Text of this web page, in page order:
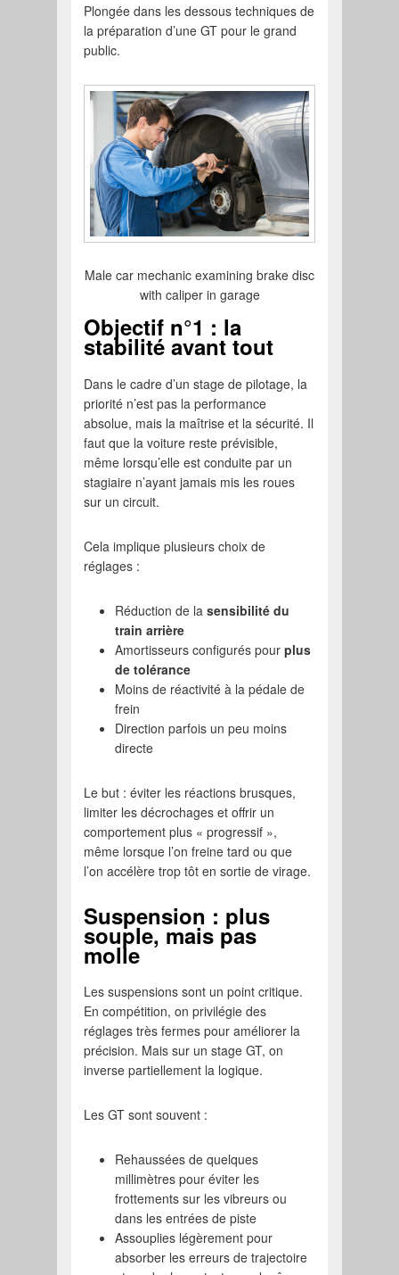
Plongée dans les dessous techniques de
la préparation d’une GT pour le grand
public.
Male car mechanic examining brake disc
with caliper in garage
Objectif n°1 : la
stabilité avant tout
Dans le cadre d’un stage de pilotage, la
priorité n’est pas la performance
absolue, mais la maîtrise et la sécurité. Il
faut que la voiture reste prévisible,
même lorsqu’elle est conduite par un
stagiaire n’ayant jamais mis les roues
sur un circuit.
Cela implique plusieurs choix de
réglages :
Réduction de lasensibilité du
train arrière
Amortisseurs configurés pourplus
de tolérance
Moins de réactivité à la pédale de
frein
Direction parfois un peu moins
directe
Le but : éviter les réactions brusques,
limiter les décrochages et offrir un
comportement plus « progressif »,
même lorsque l’on freine tard ou que
l’on accélère trop tôt en sortie de virage.
Suspension : plus
souple, mais pas
molle
Les suspensions sont un point critique.
En compétition, on privilégie des
réglages très fermes pour améliorer la
précision. Mais sur un stage GT, on
inverse partiellement la logique.
Les GT sont souvent :
Rehaussées de quelques
millimètres pour éviter les
frottements sur les vibreurs ou
dans les entrées de piste
Assouplies légèrement pour
absorber les erreurs de trajectoire